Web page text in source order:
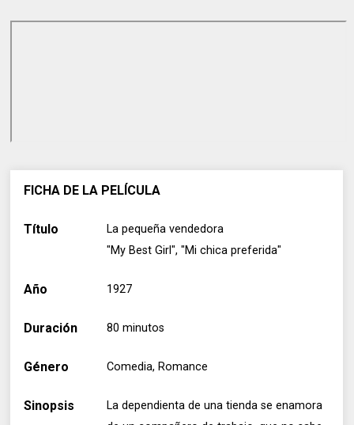
FICHA DE LA PELÍCULA
Título
La pequeña vendedora
"My Best Girl", "Mi chica preferida"
Año 1927
Duración 80 minutos
Género Comedia, Romance
Sinopsis
La dependienta de una tienda se enamora